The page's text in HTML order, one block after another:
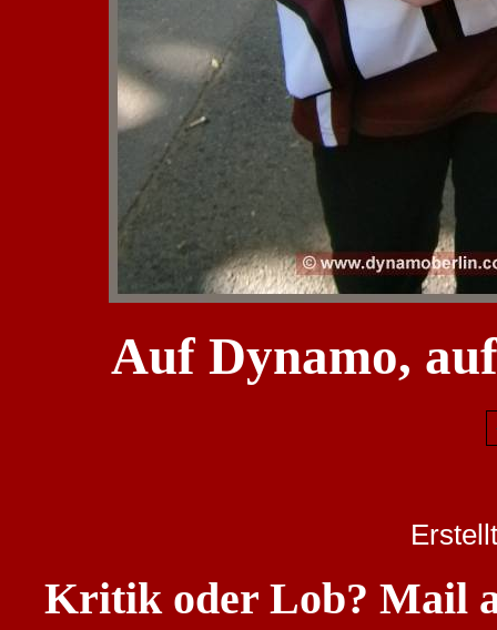
Auf Dynamo,
Kritik oder Lob? Mail